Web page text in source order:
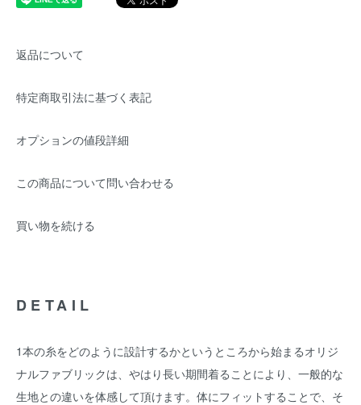
返品について
特定商取引法に基づく表記
オプションの値段詳細
この商品について問い合わせる
買い物を続ける
DETAIL
1本の糸をどのように設計するかというところから始まるオリジ
ナルファブリックは、やはり長い期間着ることにより、一般的な
生地との違いを体感して頂けます。体にフィットすることで、そ